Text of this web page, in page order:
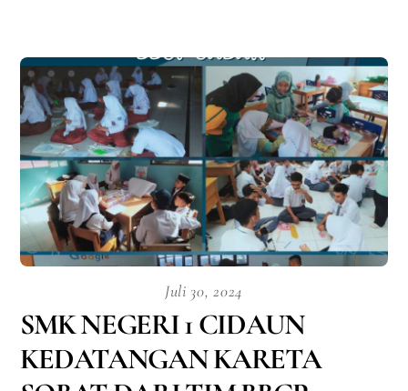
Juli 30, 2024
SMK NEGERI 1 CIDAUN
KEDATANGAN KARETA